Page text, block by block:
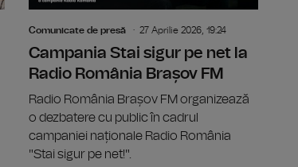
Comunicate de presă 27 Aprilie 2026, 19:24
Campania Stai sigur pe net la
Radio România Brașov FM
Radio România Brașov FM organizează
o dezbatere cu public în cadrul
campaniei naționale Radio România
"Stai sigur pe net!".